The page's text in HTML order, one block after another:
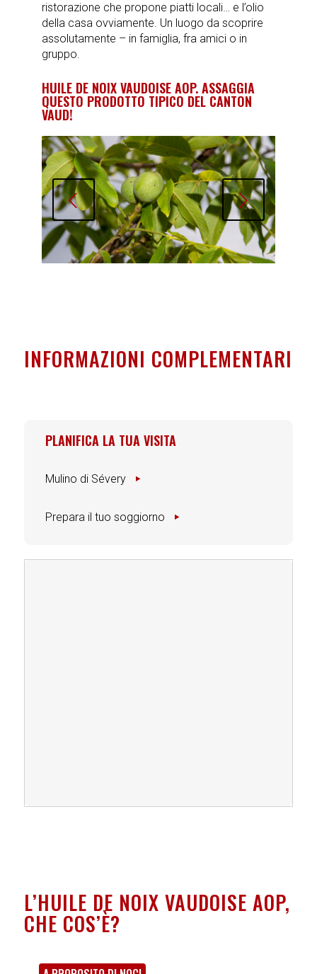
ristorazione che propone piatti locali… e l’olio
della casa ovviamente. Un luogo da scoprire
assolutamente – in famiglia, fra amici o in
gruppo.
HUILE DE NOIX VAUDOISE AOP. ASSAGGIA
QUESTO PRODOTTO TIPICO DEL CANTON
VAUD!
Succ
INFORMAZIONI COMPLEMENTARI
PLANIFICA LA TUA VISITA
Mulino di Sévery
Prepara il tuo soggiorno
L’HUILE DE NOIX VAUDOISE AOP,
CHE COS’È?